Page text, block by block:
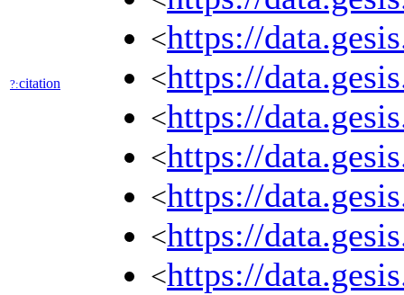
?:citation
<https://
<https://
<https://
<https://
<https://
<https://
<https://